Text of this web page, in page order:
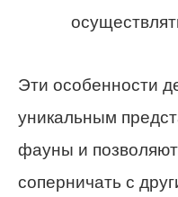
Эти особенности
уникальным
фауны и
соперничать с